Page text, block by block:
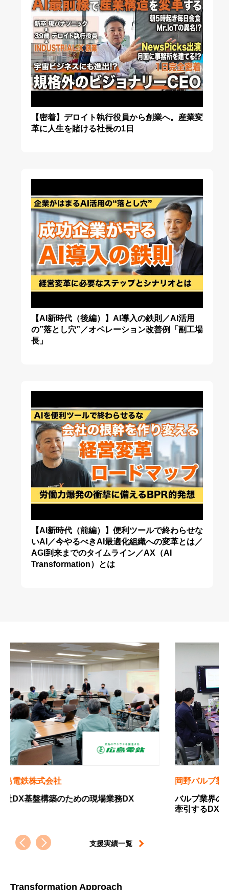
【密着】デロイト執行役員から創業へ。産業変
革に人生を賭ける社長の1日
【AI新時代（後編）】AI導入の鉄則／AI活用
の”落とし穴”／オペレーション改善例「副工場
長」
【AI新時代（前編）】便利ツールで終わらせな
いAI／今やるべきAI最適化組織への変革とは／
AGI到来までのタイムライン／AX（AI
Transformation）とは
岡野バルブ製造株式会社
バルブ業界のニッチトップから、設備産業を
四
中
す
支援実績一覧
Transformation Approach